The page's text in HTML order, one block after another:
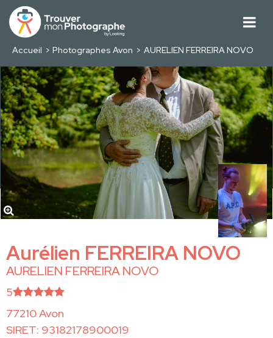
Accueil Photographes Avon AURELIEN FERREIRA NOVO
Aurélien FERREIRA NOVO
AURELIEN FERREIRA NOVO
5
77210 Avon
SIRET: 93182178900019